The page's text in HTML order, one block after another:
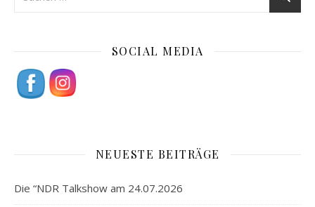
SOCIAL MEDIA
NEUESTE BEITRÄGE
Die “NDR Talkshow am 24.07.2026